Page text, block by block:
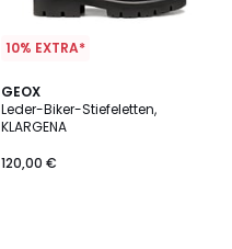
10% EXTRA*
GEOX
Leder-Biker-Stiefeletten,
KLARGENA
120,00 €